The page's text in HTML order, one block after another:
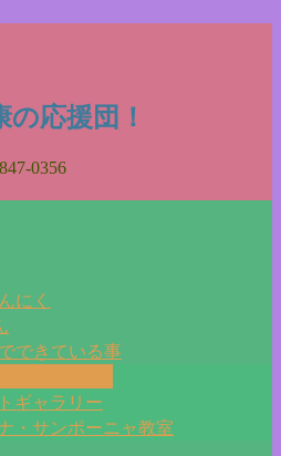
応援団！
0356
にく
できている事
ギャラリー
・サンポーニャ教室